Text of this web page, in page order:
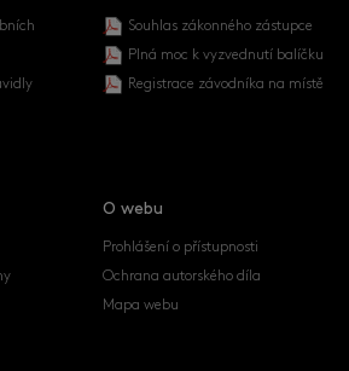
Souhlas zákonného zástupce
Plná moc k vyzvednutí balíčku
Registrace závodníka na místě
O webu
Prohlášení o přístupnosti
Ochrana autorského díla
Mapa webu